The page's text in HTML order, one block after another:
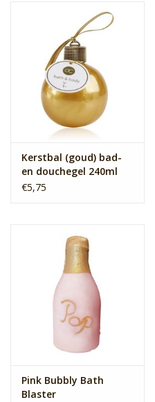
Kerstbal (goud) bad-
en douchegel 240ml
€5,75
Pink Bubbly Bath
Blaster